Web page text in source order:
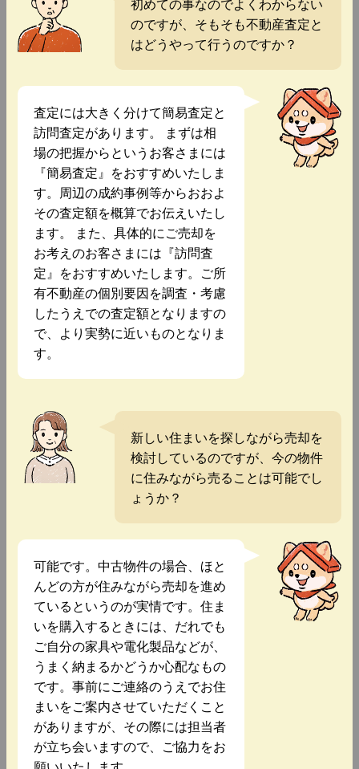
のですが、そもそも不動産査定と
はどうやって行うのですか？
査定には大きく分けて簡易査定と
訪問査定があります。 まずは相
場の把握からというお客さまには
『簡易査定』をおすすめいたしま
す。周辺の成約事例等からおおよ
その査定額を概算でお伝えいたし
ます。 また、具体的にご売却を
お考えのお客さまには『訪問査
定』をおすすめいたします。ご所
有不動産の個別要因を調査・考慮
したうえでの査定額となりますの
で、より実勢に近いものとなりま
す。
新しい住まいを探しながら売却を
検討しているのですが、今の物件
に住みながら売ることは可能でし
ょうか？
可能です。中古物件の場合、ほと
んどの方が住みながら売却を進め
ているというのが実情です。住ま
いを購入するときには、だれでも
ご自分の家具や電化製品などが、
うまく納まるかどうか心配なもの
です。事前にご連絡のうえでお住
まいをご案内させていただくこと
がありますが、その際には担当者
が立ち会いますので、ご協力をお